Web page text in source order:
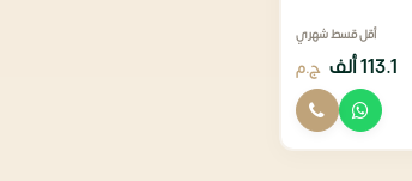
أقل قسط شهري
113.1 ألف ج.م